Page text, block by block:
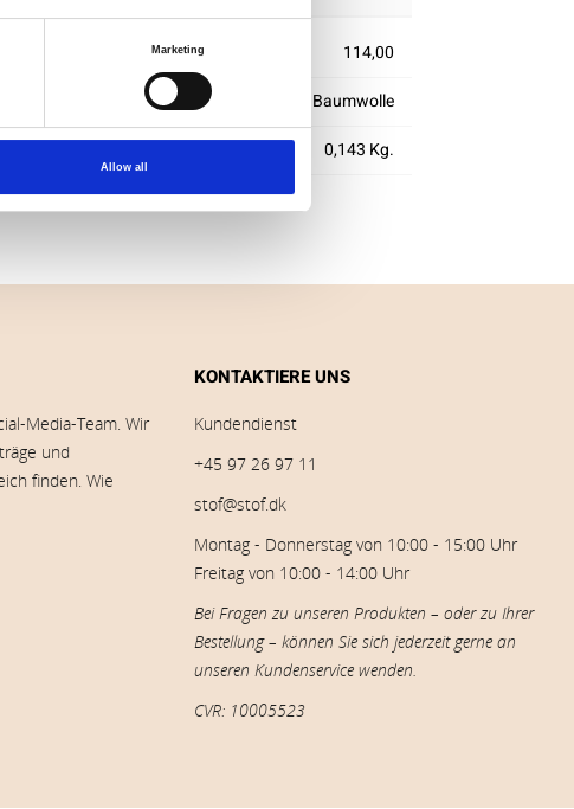
Marketing
Allow all
114,00
100% Baumwolle
(m2)
0,143 Kg.
Media-Team. Wir
und
finden. Wie
KONTAKTIERE UNS
Kundendienst
+45 97 26 97 11
stof@stof.dk
Montag - Donnerstag von 10:00 - 15:00 Uhr
Freitag von 10:00 - 14:00 Uhr
Bei Fragen zu unseren Produkten – oder zu Ihrer
Bestellung – können Sie sich jederzeit gerne an
unseren Kundenservice wenden.
CVR: 10005523